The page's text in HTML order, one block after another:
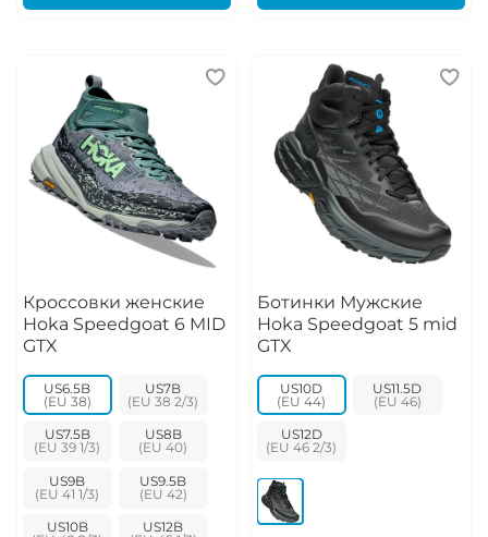
Кроссовки женские
Hoka Speedgoat 6 MID
GTX
US6.5B US7B
US7.5B US8B
US9B US9.5B
US10B US12B
Ботинки Мужские
Hoka Speedgoat 5 mid
GTX
US10D US11.5D
US12D